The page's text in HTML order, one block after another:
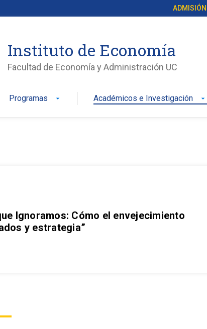
ADMISIÓN
Instituto de Economía
Facultad de Economía y Administración UC
Programas arrow_drop_down Académicos e Investigación arrow_drop_down
Ignoramos: Cómo el envejecimiento
y estrategia”